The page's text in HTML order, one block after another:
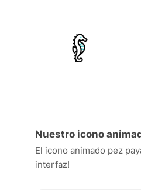
Nuestro icono
El icono animado pez
interfaz!